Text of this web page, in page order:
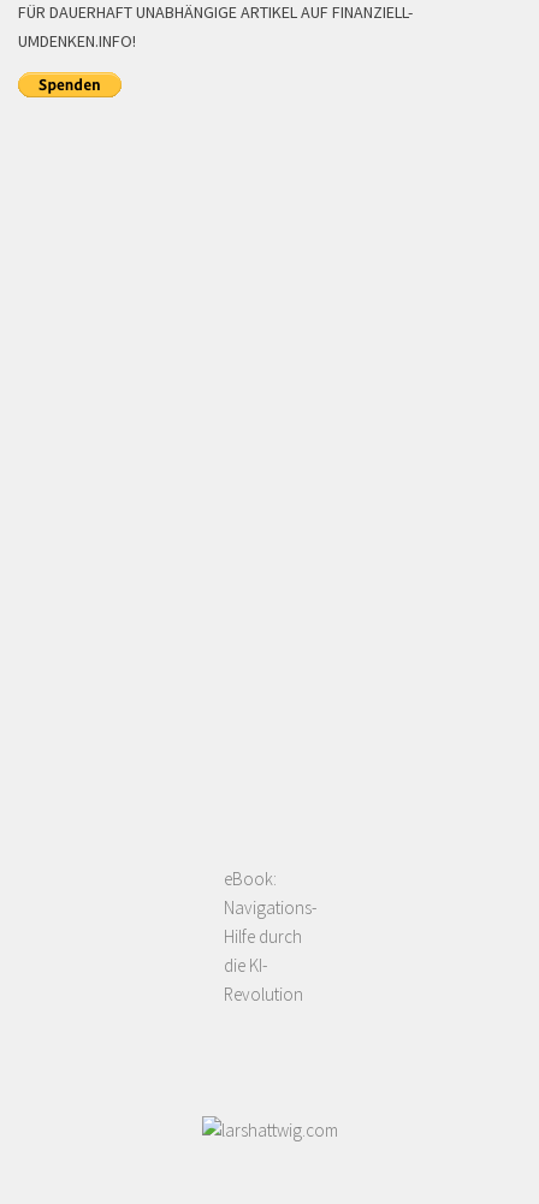
FÜR DAUERHAFT UNABHÄNGIGE ARTIKEL AUF FINANZIELL-
UMDENKEN.INFO!
eBook:
Navigations-
Hilfe durch
die KI-
Revolution